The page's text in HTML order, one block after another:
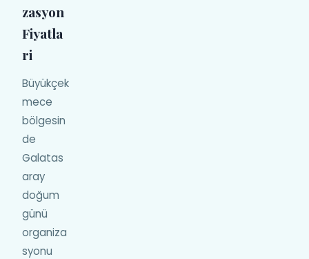
zasyon
Fiyatla
ri
Büyükçek
mece
bölgesin
de
Galatas
aray
doğum
günü
organiza
syonu